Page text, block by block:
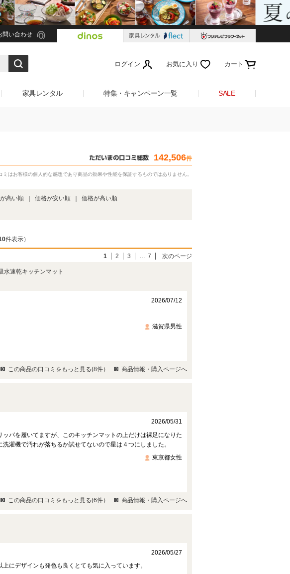
問い合わせ
ログイン お気に入り カート
家具レンタル 特集・キャンペーン一覧 SALE
142,506件
ミはお客様の個人的な感想であり商品の効果や性能を保証するものではありません。
高い順 価格が安い順 価格が高い順
件表示）
1 2 3 … 7 次のページ
水速乾キッチンマット
2026/07/12
滋賀県男性
この商品の口コミをもっと見る(8件） 商品情報・購入ページへ
2026/05/31
パを履いてますが、このキッチンマットの上だけは裸足になりた
濯機で汚れが落ちるか試せてないので星は４つにしました。
東京都女性
この商品の口コミをもっと見る(6件） 商品情報・購入ページへ
2026/05/27
にデザインも発色も良くとても気に入っています。